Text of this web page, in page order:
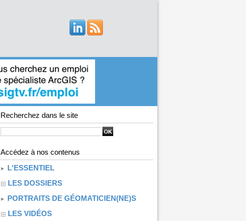
Recherchez dans le site
Accédez à nos contenus
L'ESSENTIEL
LES DOSSIERS
PORTRAITS DE GÉOMATICIEN(NE)S
LES VIDÉOS